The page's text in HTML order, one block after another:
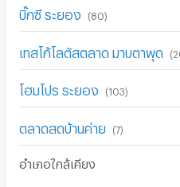
บิ๊กซี ระยอง (80)
เทสโก้โลตัสตลาด มาบตาพุด (
โฮมโปร ระยอง (103)
ตลาดสดบ้านค่าย (7)
อำเภอใกล้เคียง